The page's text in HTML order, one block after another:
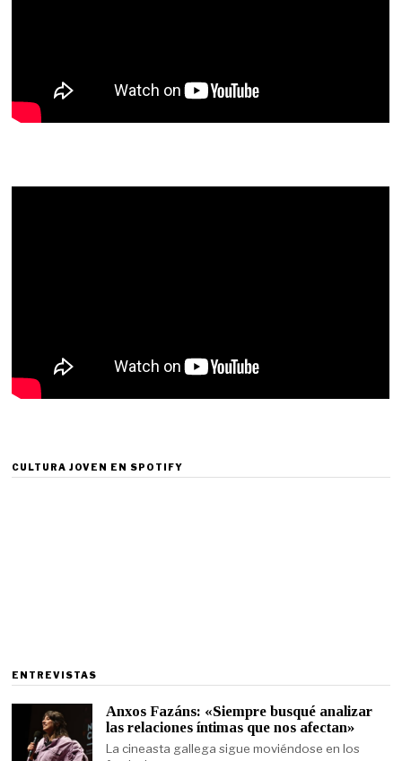
CULTURA JOVEN EN SPOTIFY
ENTREVISTAS
Anxos Fazáns: «Siempre busqué analizar
las relaciones íntimas que nos afectan»
La cineasta gallega sigue moviéndose en los